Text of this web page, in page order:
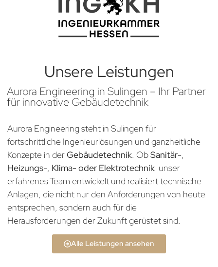
Unsere Leistungen
Aurora Engineering in Sulingen – Ihr Partner
für innovative Gebäudetechnik
Aurora Engineering steht in Sulingen für
fortschrittliche Ingenieurlösungen und ganzheitliche
Konzepte in derGebäudetechnik. ObSanitär-,
Heizungs-, Klima- oder Elektrotechnik unser
erfahrenes Team entwickelt und realisiert technische
Anlagen, die nicht nur den Anforderungen von heute
entsprechen, sondern auch für die
Herausforderungen der Zukunft gerüstet sind.
Alle Leistungen ansehen